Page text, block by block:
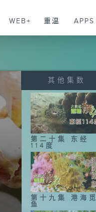
WEB+ 重温 APPS
其他集数
第二十集 东经
114度
第十九集 港海觅
鱼